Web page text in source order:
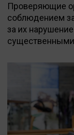
Проверяющие
соблюдением
за их